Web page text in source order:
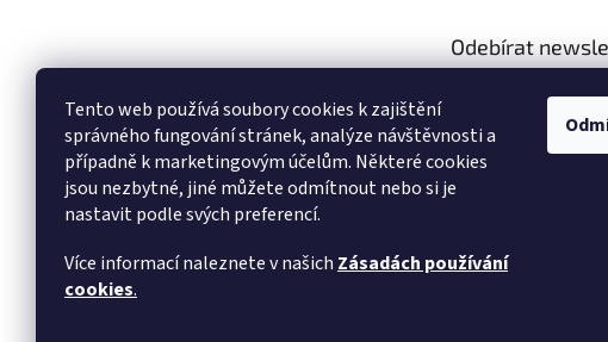
Tento web používá soubory cookies k zajištění
správného fungování stránek, analýze návštěvnosti a
případně k marketingovým účelům. Některé cookies
jsou nezbytné, jiné můžete odmítnout nebo si je
nastavit podle svých preferencí.
Více informací naleznete v našich Zásadách používání
cookies.
Odebírat
Vložte svůj e-mail a
produktech na našem
E-mail